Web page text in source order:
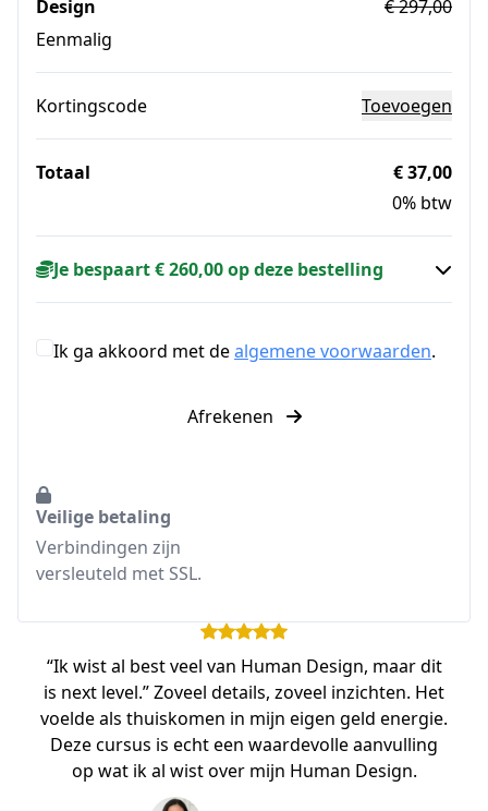
Design
Eenmalig
€ 297,00
Kortingscode Toevoegen
Totaal
€ 37,00
0% btw
Je bespaart € 260,00 op deze bestelling
Ik ga akkoord met dealgemene voorwaarden.
Afrekenen
Veilige betaling
Verbindingen zijn
versleuteld met SSL.
“Ik wist al best veel van Human Design, maar dit
is next level.” Zoveel details, zoveel inzichten. Het
voelde als thuiskomen in mijn eigen geld energie.
Deze cursus is echt een waardevolle aanvulling
op wat ik al wist over mijn Human Design.